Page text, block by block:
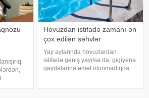
Hovuzdan istifadə zamanı ən
çox edilən səhvlər
Yay aylarında hovuzlardan
istifadə geniş yayılsa da, gigiyena
qaydalarına əməl olunmadıqda